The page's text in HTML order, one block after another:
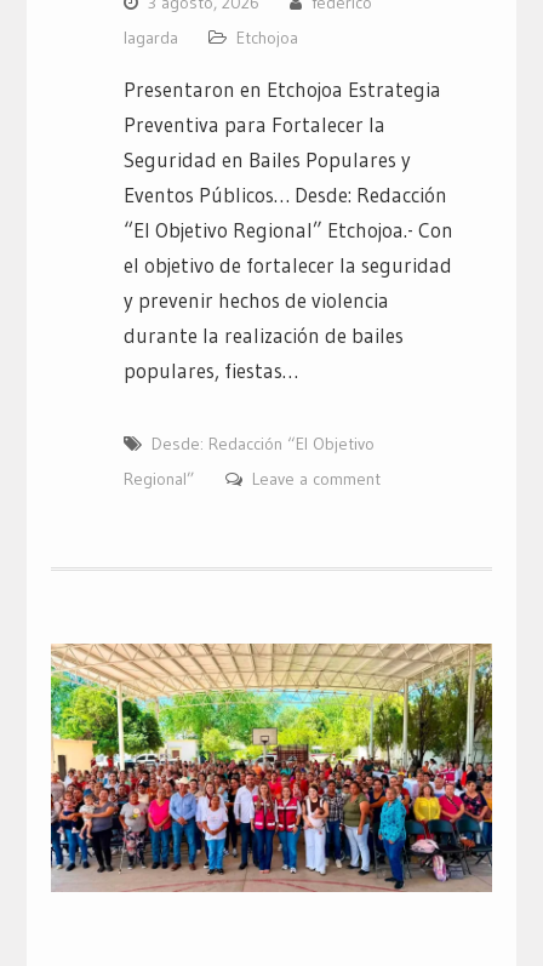
lagarda
Etchojoa
Presentaron en Etchojoa Estrategia
Preventiva para Fortalecer la
Seguridad en Bailes Populares y
Eventos Públicos… Desde: Redacción
“El Objetivo Regional” Etchojoa.- Con
el objetivo de fortalecer la seguridad
y prevenir hechos de violencia
durante la realización de bailes
populares, fiestas…
Desde: Redacción “El Objetivo
Regional”
Leave a comment